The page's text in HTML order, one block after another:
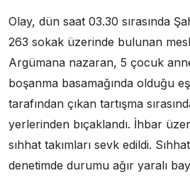
Olay, dün saat 03.30 sırasında
263 sokak üzerinde bulunan
Argümana nazaran, 5 çocuk
boşanma basamağında olduğu
tarafından çıkan tartışma
yerlerinden bıçaklandı. İhbar
sıhhat takımları sevk edildi.
denetimde durumu ağır yaralı